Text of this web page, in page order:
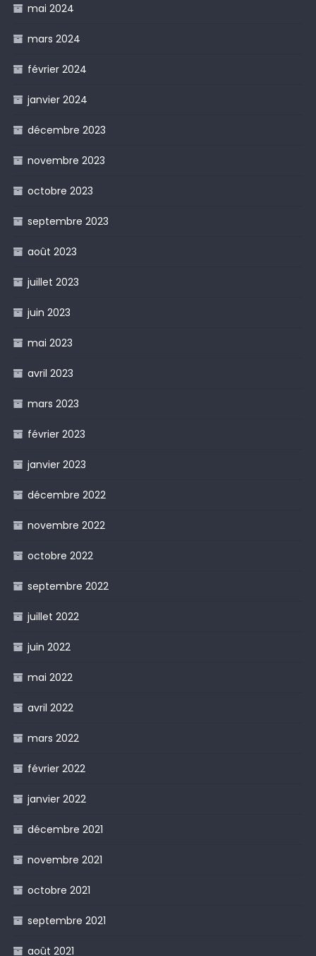
mai 2024
mars 2024
février 2024
janvier 2024
décembre 2023
novembre 2023
octobre 2023
septembre 2023
août 2023
juillet 2023
juin 2023
mai 2023
avril 2023
mars 2023
février 2023
janvier 2023
décembre 2022
novembre 2022
octobre 2022
septembre 2022
juillet 2022
juin 2022
mai 2022
avril 2022
mars 2022
février 2022
janvier 2022
décembre 2021
novembre 2021
octobre 2021
septembre 2021
août 2021